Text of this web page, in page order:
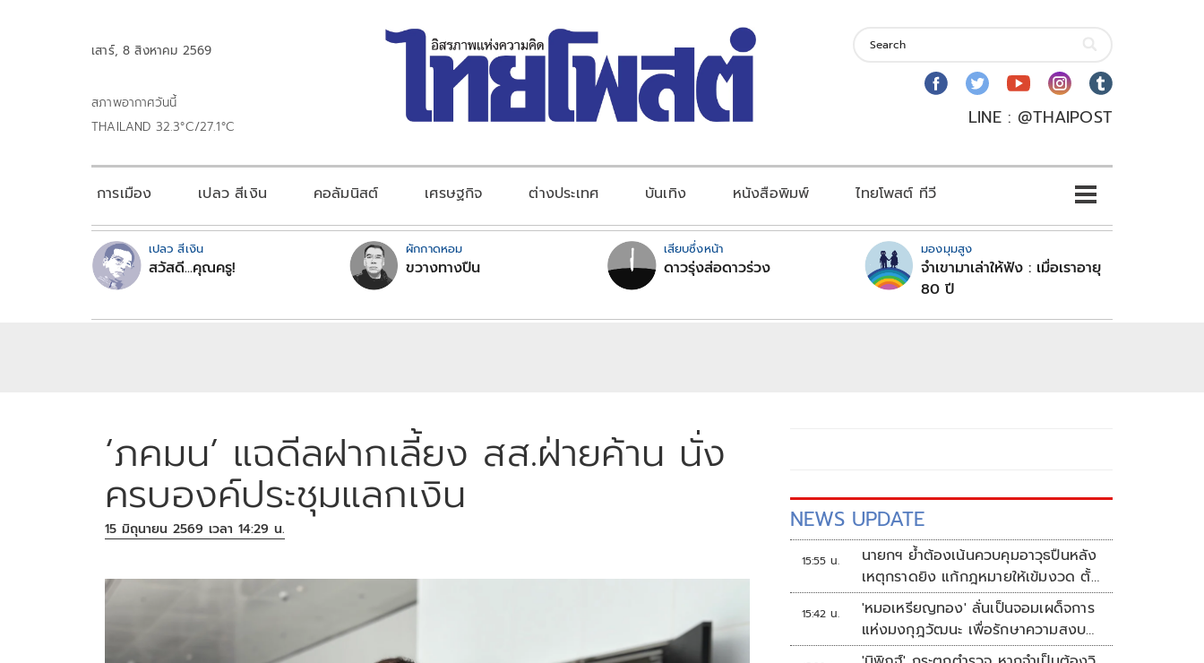
เสาร์, 8 สิงหาคม 2569
สภาพอากาศวันนี้
THAILAND 32.3°C/27.1°C
LINE : @THAIPOST
การเมือง เปลว สีเงิน คอลัมนิสต์ เศรษฐกิจ ต่างประเทศ บันเทิง หนังสือพิมพ์ ไทยโพสต์ ทีวี
เปลว สีเงิน
สวัสดี...คุณครู!
ผักกาดหอม
ขวางทางปืน
เสียบซึ่งหน้า
ดาวรุ่งส่อดาวร่วง
มองมุมสูง
จำเขามาเล่าให้ฟัง : เมื่อเราอายุ
80 ปี
‘ภคมน’ แฉดีลฝากเลี้ยง สส.ฝ่ายค้าน นั่ง
ครบองค์ประชุมแลกเงิน
15 มิถุนายน 2569 เวลา 14:29 น. NEWS UPDATE
15:55 น.
นายกฯ ย้ำต้องเน้นควบคุมอาวุธปืนหลัง
เหตุกราดยิง แก้กฎหมายให้เข้มงวด ตั้ง
ด่านตรวจเพิ่ม
15:42 น.
'หมอเหรียญทอง' ลั่นเป็นจอมเผด็จการ
แห่งมงกุฎวัฒนะ เพื่อรักษาความสงบ
ปลอดภัยภายในรพ.